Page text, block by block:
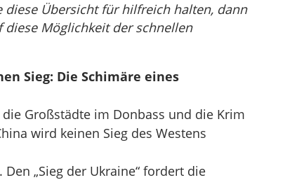
diese Übersicht für hilfreich halten, dann
diese Möglichkeit der schnellen
Sieg: Die Schimäre eines
Großstädte im Donbass und die Krim
wird keinen Sieg des Westens
„Sieg der Ukraine“ fordert die